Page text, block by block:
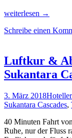
Radeln
Tempel-
Sukhothai,
Thai-
Massage
in
Chiang
weiterlesen →
Schreibe einen
Luftkur &
Sukantara
3. März 2018
Sukantara Cascades,
40 Minuten Fahrt
Ruhe, nur der Fluss